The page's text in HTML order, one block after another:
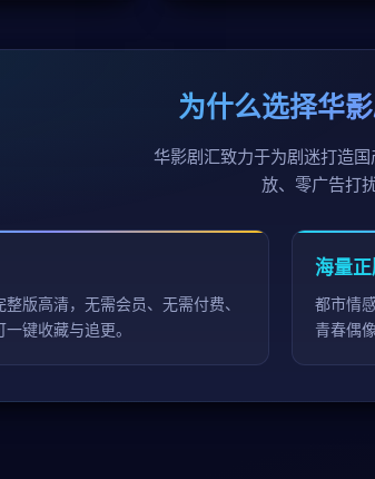
为什么选择华
华影剧汇致力于为剧迷打造
放、零广告打
版高清，无需会员、无需付费、
键收藏与追更。
海量正
都市情
青春偶